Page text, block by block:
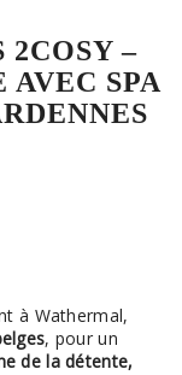
2COSY –
AVEC SPA
à Wathermal,
, pour un
de la détente,